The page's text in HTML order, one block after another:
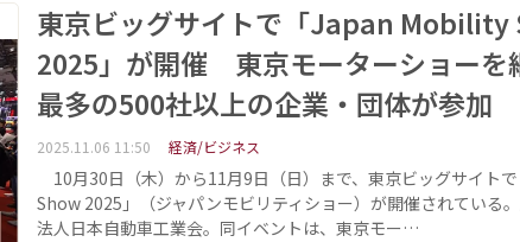
東京ビッグサイトで「Japan Mobility
2025」が開催 東京モーターショー
最多の500社以上の企業・団体が参加
2025.11.06 11:50 経済/ビジネス
10月30日（木）から11月9日（日）まで、東京ビッグサイト
Show 2025」（ジャパンモビリティショー）が開催されている
法人日本自動車工業会。同イベントは、東京モー…